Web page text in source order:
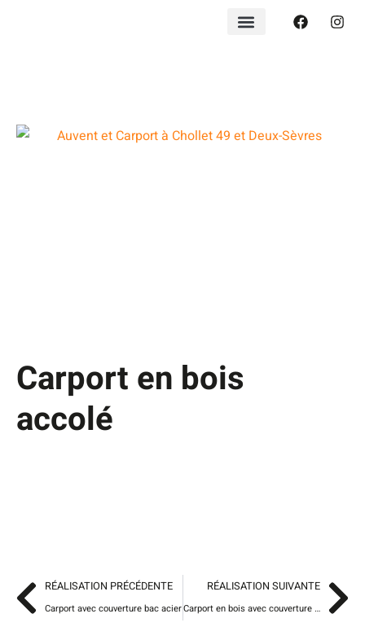
Carport en bois
accolé
RÉALISATION PRÉCÉDENTE
Carport avec couverture bac acier
RÉALISATION SUIVANTE
Carport en bois avec couverture bac acier